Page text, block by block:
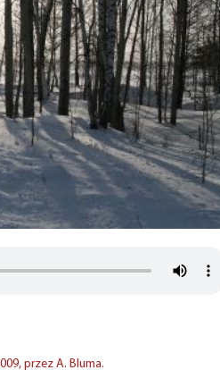
przez A. Bluma.